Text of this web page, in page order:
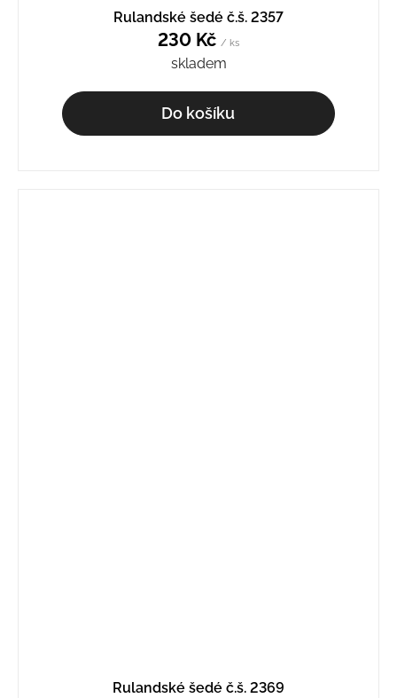
Rulandské šedé č.š. 2357
230 Kč / ks
skladem
Do košíku
Rulandské šedé č.š. 2369